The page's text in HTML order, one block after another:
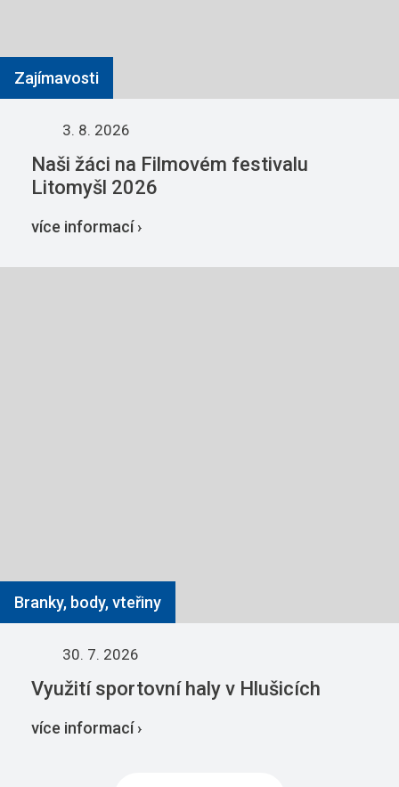
Zajímavosti
3. 8. 2026
Naši žáci na Filmovém festivalu
Litomyšl 2026
více informací ›
Branky, body, vteřiny
30. 7. 2026
Využití sportovní haly v Hlušicích
více informací ›